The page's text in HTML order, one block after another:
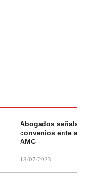
Abogados
convenios ente
AMC
13/07/2023